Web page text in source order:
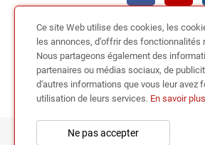
Ce site Web utilise des cookies, les
les annonces, d’offrir des
Nous partageons également des
partenaires ou médias sociaux, de
d'autres informations que vous leur avez
utilisation de leurs services. En savoir
Ne pas accepter